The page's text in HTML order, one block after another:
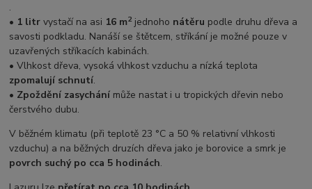
.
• 1 litr vystačí na asi 16 m2jednoho nátěru podle druhu dřeva a
savosti podkladu. Nanáší se štětcem, stříkání je možné pouze v
uzavřených stříkacích kabinách.
• Vlhkost dřeva, vysoká vlhkost vzduchu a nízká teplota
zpomalují schnutí.
• Zpoždění zasychání může nastat i u tropických dřevin nebo
čerstvého dubu.
V běžném klimatu (při teplotě 23 °C a 50 % relativní vlhkosti
vzduchu) a na běžných druzích dřeva jako je borovice a smrk je
povrch suchý po cca 5 hodinách.